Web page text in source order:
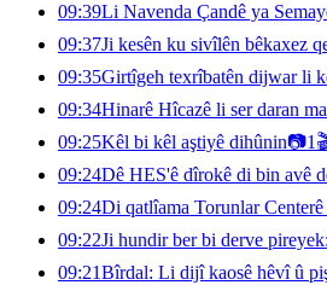
09:39Li Navenda Çandê ya
09:37Ji kesên ku sivîlên bêkaxez
09:35Girtîgeh texrîbatên dijwar li
09:34Hinarê Hîcazê li ser daran
09:25Kêl bi kêl aştiyê dihûnin📷1
09:24Dê HES'ê dîrokê di bin avê
09:24Di qatlîama Torunlar
09:22Ji hundir ber bi derve
09:21Bîrdal: Li dijî kaosê hêvî û